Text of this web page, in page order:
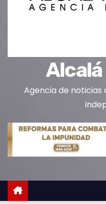
Agencia de noticias